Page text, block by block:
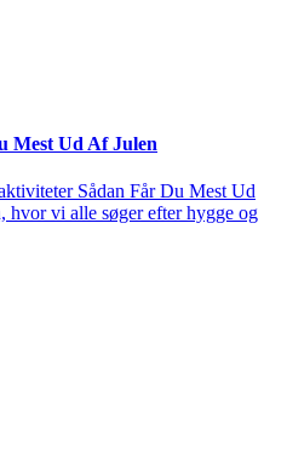
Mest Ud Af Julen
Sådan Får Du Mest Ud
hvor vi alle søger efter hygge og